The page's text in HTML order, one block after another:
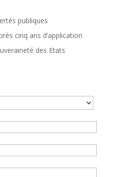
publiques
cinq ans d’application
des Etats